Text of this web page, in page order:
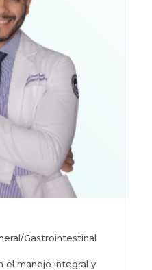
Gastrointestinal
el manejo integral y